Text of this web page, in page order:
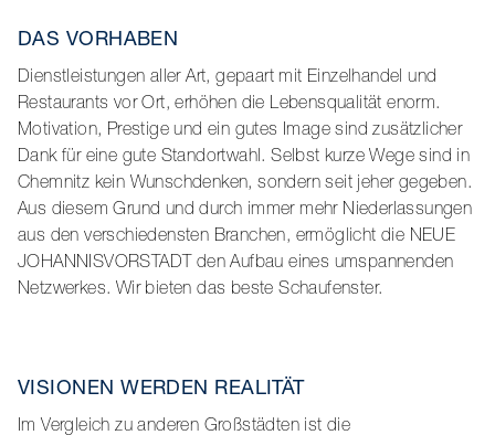
DAS VORHABEN
Dienstleistungen aller Art, gepaart mit Einzelhandel und
Restaurants vor Ort, erhöhen die Lebensqualität enorm.
Motivation, Prestige und ein gutes Image sind zusätzlicher
Dank für eine gute Standortwahl. Selbst kurze Wege sind in
Chemnitz kein Wunschdenken, sondern seit jeher gegeben.
Aus diesem Grund und durch immer mehr Niederlassungen
aus den verschiedensten Branchen, ermöglicht die NEUE
JOHANNISVORSTADT den Aufbau eines umspannenden
Netzwerkes. Wir bieten das beste Schaufenster.
VISIONEN WERDEN REALITÄT
Im Vergleich zu anderen Großstädten ist die